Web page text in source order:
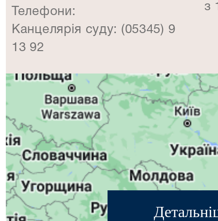
Телефони:
Канцелярія суду: (05345) 9
13 92
з